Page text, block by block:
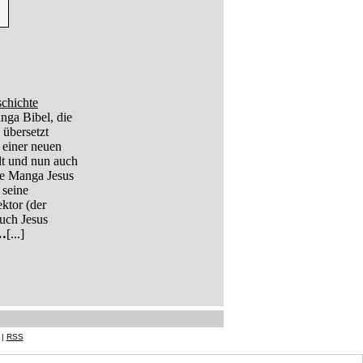
Bibel, die
neuen
und nun auch
Manga Jesus
(der
Jesus
[...]
RSS